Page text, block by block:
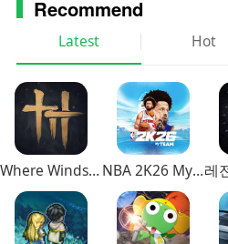
Recommend
Latest Hot
Where Winds Meet NBA 2K26 MyTEAM Mobile